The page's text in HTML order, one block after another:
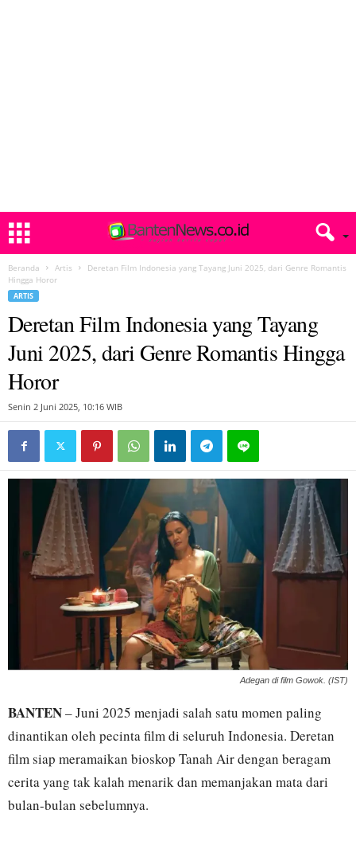
Beranda Artis
Deretan Film Indonesia yang Tayang Juni 2025, dari Genre Romantis
Hingga Horor
ARTIS
Deretan Film Indonesia yang Tayang
Juni 2025, dari Genre Romantis Hingga
Horor
Senin 2 Juni 2025, 10:16 WIB
Adegan di film Gowok. (IST)
BANTEN– Juni 2025 menjadi salah satu momen paling
dinantikan oleh pecinta film di seluruh Indonesia. Deretan
film siap meramaikan bioskop Tanah Air dengan beragam
cerita yang tak kalah menarik dan memanjakan mata dari
bulan-bulan sebelumnya.